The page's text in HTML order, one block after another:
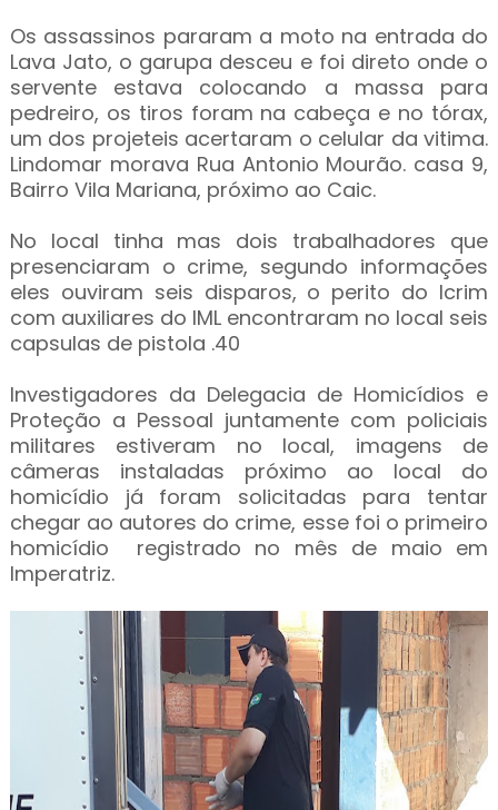
Os assassinos pararam a moto na entrada do
Lava Jato, o garupa desceu e foi direto onde o
servente estava colocando a massa para
pedreiro, os tiros foram na cabeça e no tórax,
um dos projeteis acertaram o celular da vitima.
Lindomar morava Rua Antonio Mourão. casa 9,
Bairro Vila Mariana, próximo ao Caic.
No local tinha mas dois trabalhadores que
presenciaram o crime, segundo informações
eles ouviram seis disparos, o perito do Icrim
com auxiliares do IML encontraram no local seis
capsulas de pistola .40
Investigadores da Delegacia de Homicídios e
Proteção a Pessoal juntamente com policiais
militares estiveram no local, imagens de
câmeras instaladas próximo ao local do
homicídio já foram solicitadas para tentar
chegar ao autores do crime, esse foi o primeiro
homicídio registrado no mês de maio em
Imperatriz.